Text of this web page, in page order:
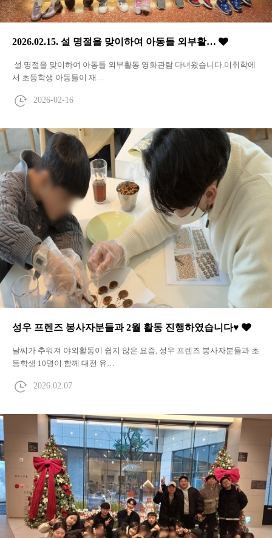
2026.02.15. 설 명절을 맞이하여 아동들 외부활…
설 명절을 맞이하여 아동들 외부활동 영화관람 다녀왔습니다.미취학에
서 초등학생 아동들이 재…
2026-02-16
성우 프렌즈 봉사자분들과 2월 활동 진행하였습니다♥
날씨가 추워져 야외활동이 쉽지 않은 요즘, 성우 프렌즈 봉사자분들과 초
등학생 10명이 함께 대전 유…
2026.02.07